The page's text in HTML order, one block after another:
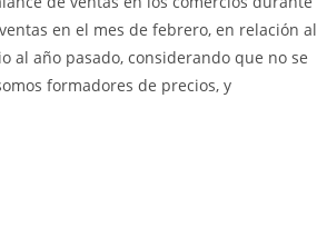
en el mes de febrero, en relación al
al año pasado, considerando que no se
formadores de precios, y